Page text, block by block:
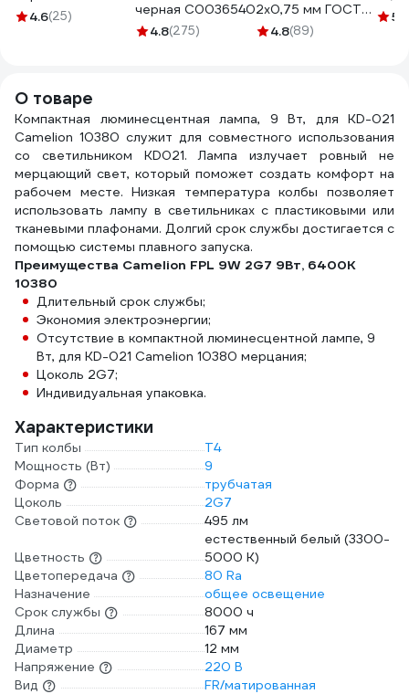
4.6(25)
черная C0036540
4.8(275)
2х0,75 мм ГОСТ
100 м 05142
4.8(89)
5
О товаре
Компактная люминесцентная лампа, 9 Вт, для KD-021
Camelion 10380 служит для совместного использования
со светильником KD021. Лампа излучает ровный не
мерцающий свет, который поможет создать комфорт на
рабочем месте. Низкая температура колбы позволяет
использовать лампу в светильниках с пластиковыми или
тканевыми плафонами. Долгий срок службы достигается с
помощью системы плавного запуска.
Преимущества Camelion FPL 9W 2G7 9Вт, 6400K
10380
Длительный срок службы;
Экономия электроэнергии;
Отсутствие в компактной люминесцентной лампе, 9
Вт, для KD-021 Camelion 10380 мерцания;
Цоколь 2G7;
Индивидуальная упаковка.
Характеристики
Тип колбы
T4
Мощность (Вт)
9
Форма
трубчатая
Цоколь
2G7
Световой поток
495 лм
Цветность
естественный белый (3300-
5000 К)
Цветопередача
80 Ra
Назначение
общее освещение
Срок службы
8000 ч
Длина
167 мм
Диаметр
12 мм
Напряжение
220 В
Вид
FR/матированная